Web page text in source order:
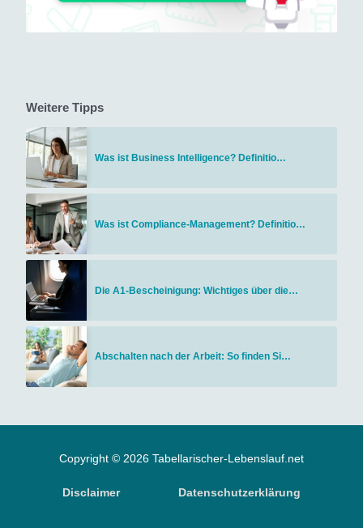
Weitere Tipps
Was ist Business Intelligence? Definitio…
Was ist Compliance-Management? Definitio…
Die A1-Bescheinigung: Wichtiges über die…
Abschalten nach der Arbeit: So finden Si…
Copyright © 2026 Tabellarischer-Lebenslauf.net
Disclaimer Datenschutzerklärung